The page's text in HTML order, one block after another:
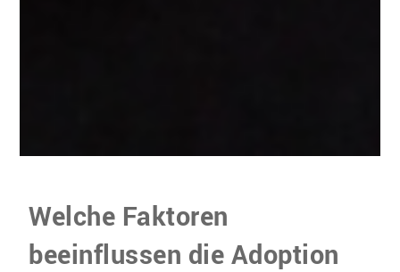
Welche Faktoren
beeinflussen die Adoption